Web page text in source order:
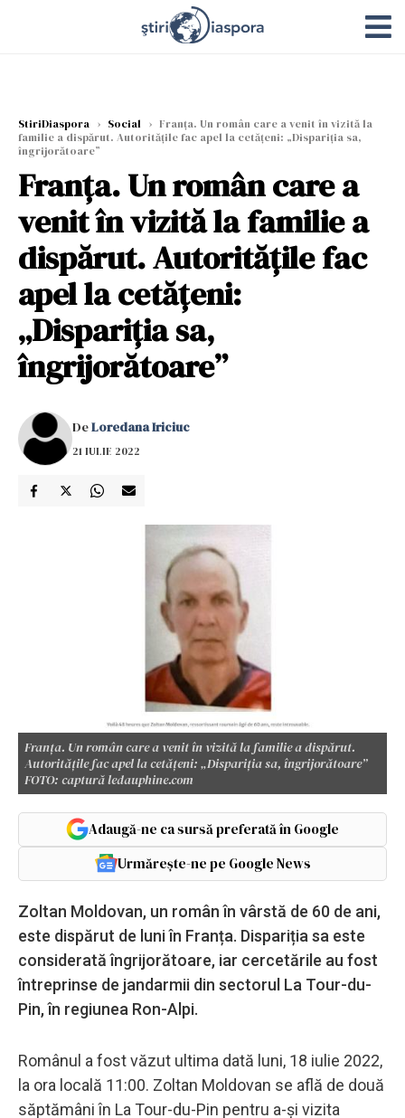
StiriDiaspora › Social › Franța. Un român care a venit în vizită la
familie a dispărut. Autoritățile fac apel la cetățeni: „Dispariția sa,
îngrijorătoare”
Franța. Un român care a
venit în vizită la familie a
dispărut. Autoritățile fac
apel la cetățeni:
„Dispariția sa,
îngrijorătoare”
DeLoredana Iriciuc
21 IULIE 2022
Franța. Un român care a venit în vizită la familie a dispărut.
Autoritățile fac apel la cetățeni: „Dispariția sa, îngrijorătoare”
FOTO: captură ledauphine.com
Adaugă-ne ca sursă preferată în Google
Urmărește-ne pe Google News
Zoltan Moldovan, un român în vârstă de 60 de ani,
este dispărut de luni în Franța. Dispariția sa este
considerată îngrijorătoare, iar cercetările au fost
întreprinse de jandarmii din sectorul La Tour-du-
Pin, în regiunea Ron-Alpi.
Românul a fost văzut ultima dată luni, 18 iulie 2022,
la ora locală 11:00. Zoltan Moldovan se află de două
săptămâni în La Tour-du-Pin pentru a-și vizita